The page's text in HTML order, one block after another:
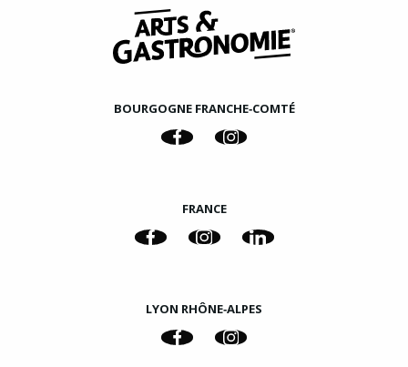
BOURGOGNE FRANCHE‑COMTÉ
FRANCE
LYON RHÔNE‑ALPES